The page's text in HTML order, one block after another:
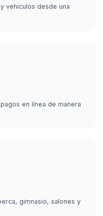
vehículos desde una
en línea de manera
gimnasio, salones y